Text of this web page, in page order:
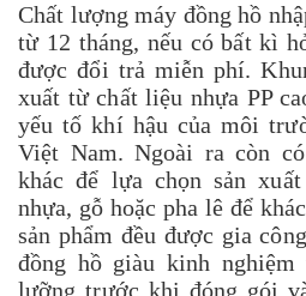
Chất lượng máy đồng hồ
từ 12 tháng, nếu có bất kì
được đổi trả miễn phí.
xuất từ chất liệu nhựa PP
yếu tố khí hậu của môi
Việt Nam. Ngoài ra còn
khác để lựa chọn sản
nhựa, gỗ hoặc pha lê để
sản phẩm đều được gia
đồng hồ giàu kinh
lưỡng trước khi đóng gói